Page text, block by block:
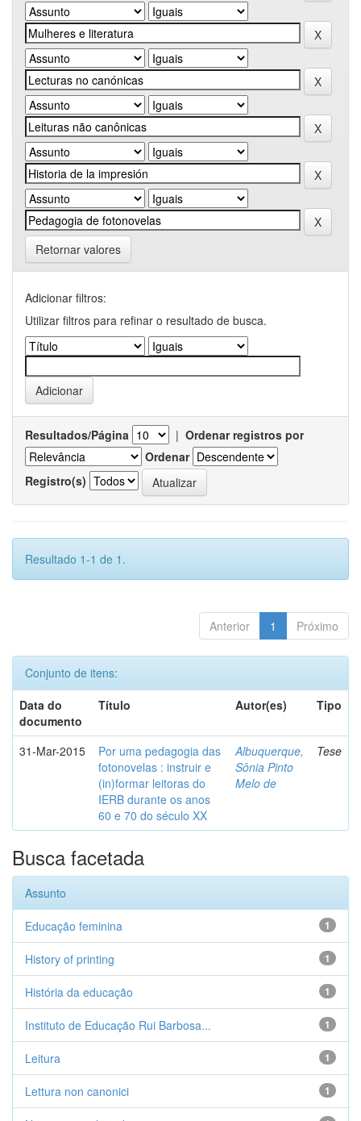
Retornar valores
Adicionar filtros:
Utilizar filtros para refinar o resultado de busca.
Resultados/Página | Ordenar registros por
Ordenar
Registro(s)
Resultado 1-1 de 1.
Anterior 1 Próximo
Conjunto de itens:
Data do
documento
Título Autor(es) Tipo
31-Mar-2015
Por uma pedagogia das
fotonovelas : instruir e
(in)formar leitoras do
IERB durante os anos
60 e 70 do século XX
Albuquerque,
Sônia Pinto
Melo de
Tese
Busca facetada
Assunto
1
Educação feminina
1
History of printing
1
História da educação
1
Instituto de Educação Rui Barbosa...
1
Leitura
1
Lettura non canonici